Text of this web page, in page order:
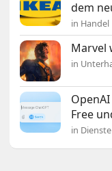
dem
in Handel
Marvel
in
Free
in Dienste